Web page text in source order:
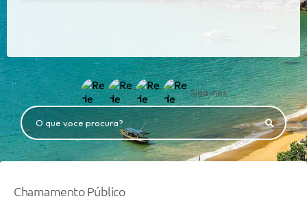
Siga-nos
O que voce procura?
Chamamento Público